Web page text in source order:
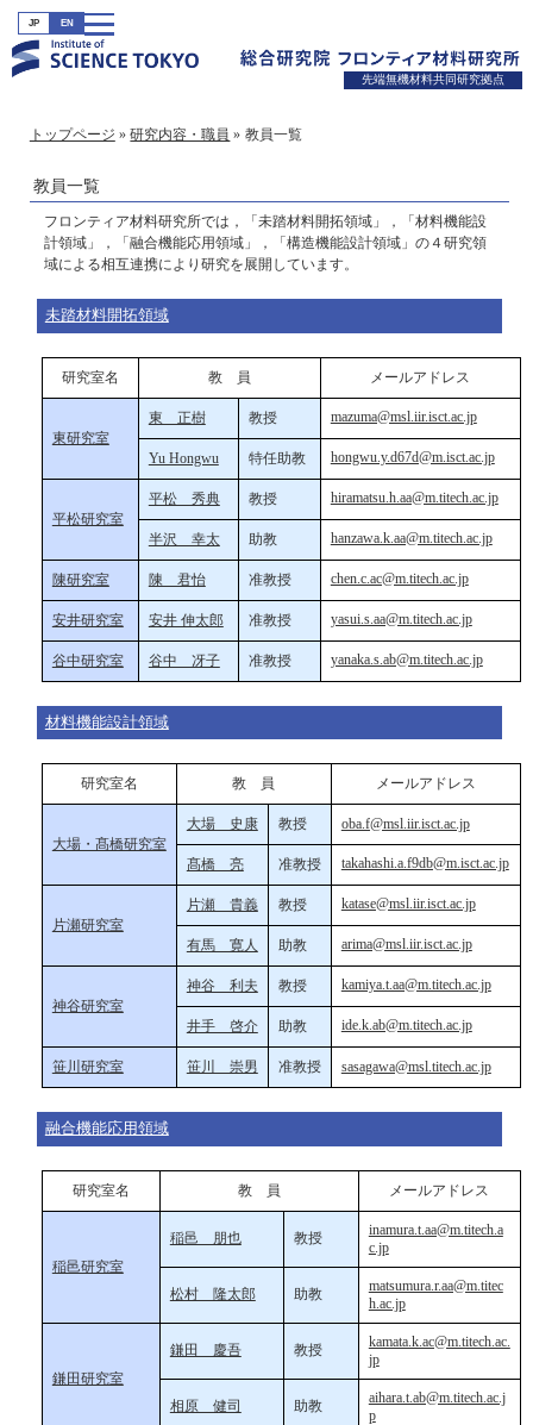
JP EN
先端無機材料共同研究拠点
トップページ 研究内容・職員 教員一覧
教員一覧
フロンティア材料研究所では，「未踏材料開拓領域」，「材料機能設
計領域」，「融合機能応用領域」，「構造機能設計領域」の４研究領
域による相互連携により研究を展開しています。
未踏材料開拓領域
研究室名 教 員 メールアドレス
東研究室
東 正樹 教授 mazuma@msl.iir.isct.ac.jp
Yu Hongwu 特任助教 hongwu.y.d67d@m.isct.ac.jp
平松研究室
平松 秀典 教授 hiramatsu.h.aa@m.titech.ac.jp
半沢 幸太 助教 hanzawa.k.aa@m.titech.ac.jp
陳研究室 陳 君怡 准教授 chen.c.ac@m.titech.ac.jp
安井研究室 安井 伸太郎 准教授 yasui.s.aa@m.titech.ac.jp
谷中研究室 谷中 冴子 准教授 yanaka.s.ab@m.titech.ac.jp
材料機能設計領域
研究室名 教 員 メールアドレス
大場・髙橋研究室
大場 史康 教授 oba.f@msl.iir.isct.ac.jp
髙橋 亮 准教授 takahashi.a.f9db@m.isct.ac.jp
片瀬研究室
片瀬 貴義 教授 katase@msl.iir.isct.ac.jp
有馬 寛人 助教 arima@msl.iir.isct.ac.jp
神谷研究室
神谷 利夫 教授 kamiya.t.aa@m.titech.ac.jp
井手 啓介 助教 ide.k.ab@m.titech.ac.jp
笹川研究室 笹川 崇男 准教授 sasagawa@msl.titech.ac.jp
融合機能応用領域
研究室名 教 員 メールアドレス
稲邑研究室
稲邑 朋也 教授
inamura.t.aa@m.titech.a
c.jp
松村 隆太郎 助教
matsumura.r.aa@m.titec
h.ac.jp
鎌田研究室
鎌田 慶吾 教授
kamata.k.ac@m.titech.ac.
jp
相原 健司 助教
aihara.t.ab@m.titech.ac.j
p